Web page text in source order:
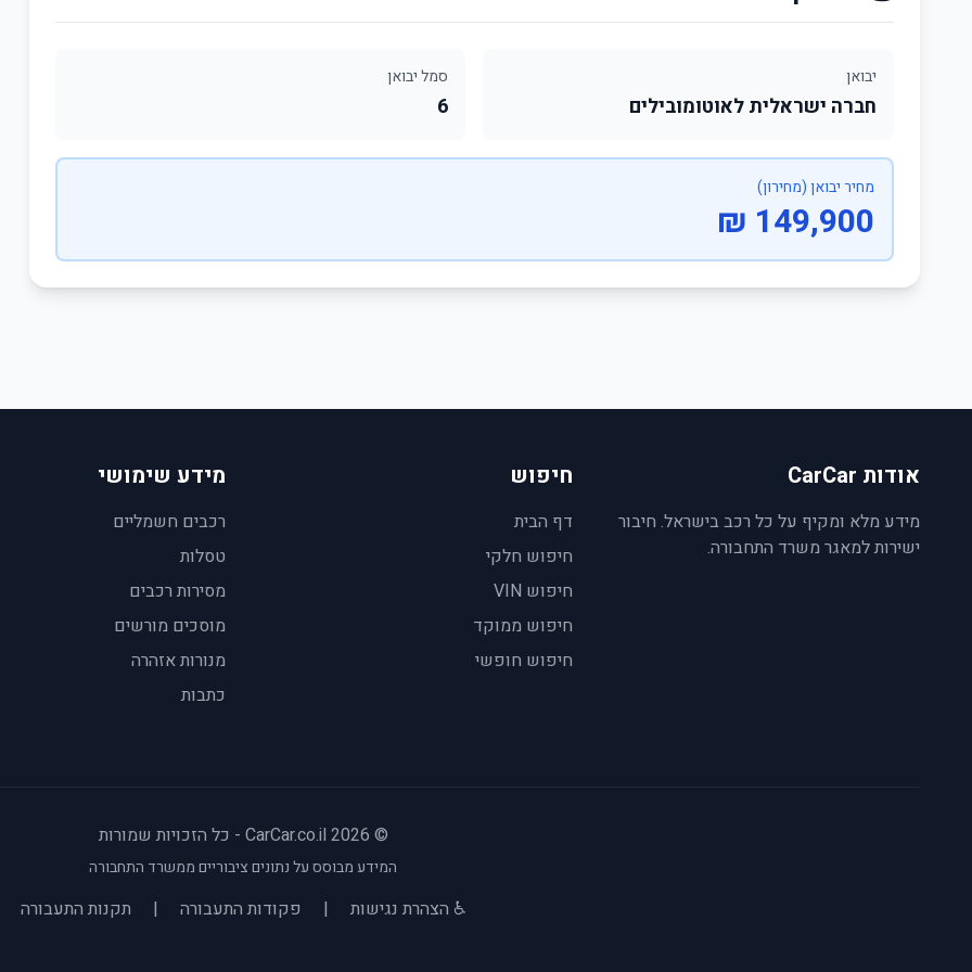
יבואן
חברה ישראלית לאוטומובילים
סמל יבואן
6
מחיר יבואן (מחירון)
149,900 ₪
אודות CarCar
מידע מלא ומקיף על כל רכב בישראל. חיבור
ישירות למאגר משרד התחבורה.
חיפוש
דף הבית
חיפוש חלקי
חיפוש VIN
חיפוש ממוקד
חיפוש חופשי
מידע שימושי
רכבים חשמליים
טסלות
מסירות רכבים
מוסכים מורשים
מנורות אזהרה
כתבות
© 2026 CarCar.co.il - כל הזכויות שמורות
המידע מבוסס על נתונים ציבוריים ממשרד התחבורה
♿ הצהרת נגישות | פקודות התעבורה | תקנות התעבורה